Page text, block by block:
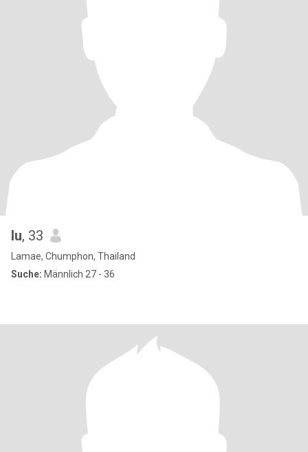
lu, 33
Lamae, Chumphon, Thailand
Suche: Männlich 27 - 36